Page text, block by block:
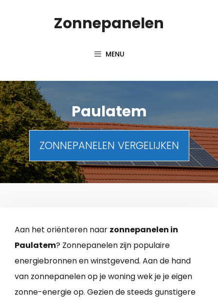
Zonnepanelen
MENU
Paulatem
ZONNEPANELEN VERGELIJKEN
Aan het oriënteren naar zonnepanelen in
Paulatem? Zonnepanelen zijn populaire
energiebronnen en winstgevend. Aan de hand
van zonnepanelen op je woning wek je je eigen
zonne-energie op. Gezien de steeds gunstigere